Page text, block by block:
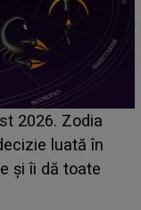
până
din Casa Iubirii
despre mama
pentru